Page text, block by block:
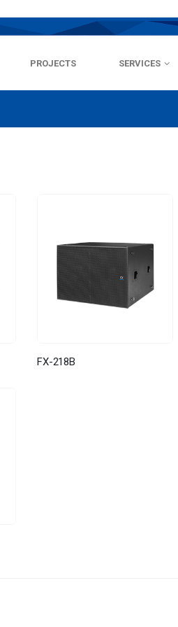
PROJECTS SERVICES
FX-218B